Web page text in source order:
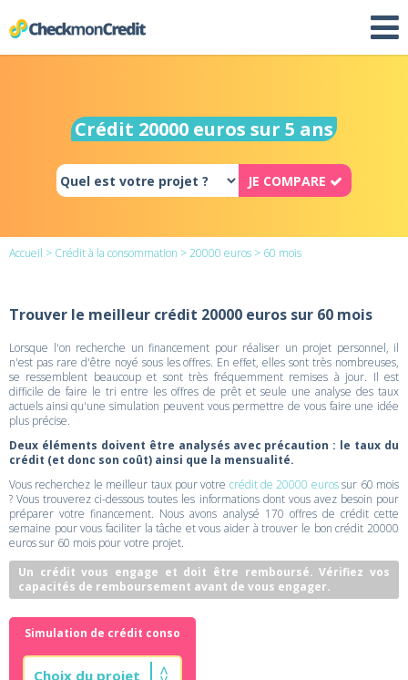
Crédit 20000 euros sur 5 ans
JE COMPARE
Accueil > Crédit à la consommation >20000 euros > 60 mois
Trouver le meilleur crédit 20000 euros sur 60 mois
Lorsque l'on recherche un financement pour réaliser un projet personnel, il
n'est pas rare d'être noyé sous les offres. En effet, elles sont très nombreuses,
se ressemblent beaucoup et sont très fréquemment remises à jour. Il est
difficile de faire le tri entre les offres de prêt et seule une analyse des taux
actuels ainsi qu'une simulation peuvent vous permettre de vous faire une idée
plus précise.
Deux éléments doivent être analysés avec précaution : le taux du
crédit (et donc son coût) ainsi que la mensualité.
Vous recherchez le meilleur taux pour votre crédit de 20000 eurossur 60 mois
? Vous trouverez ci-dessous toutes les informations dont vous avez besoin pour
préparer votre financement. Nous avons analysé 170 offres de crédit cette
semaine pour vous faciliter la tâche et vous aider à trouver le bon crédit 20000
euros sur 60 mois pour votre projet.
Un crédit vous engage et doit être remboursé. Vérifiez vos
capacités de remboursement avant de vous engager.
Simulation de crédit conso